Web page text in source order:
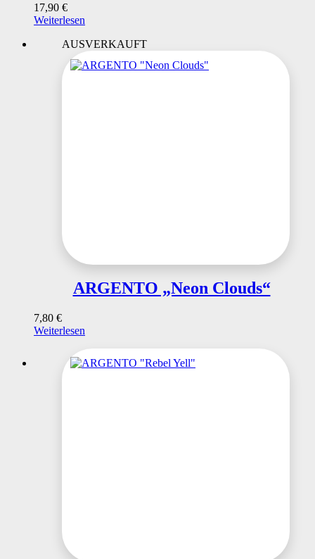
17,90 €
Weiterlesen
AUSVERKAUFT
ARGENTO „Neon Clouds“
7,80 €
Weiterlesen